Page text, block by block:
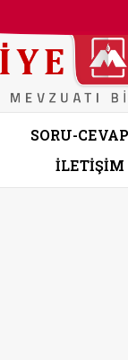
SORU-CEVAP
İLETİŞİM